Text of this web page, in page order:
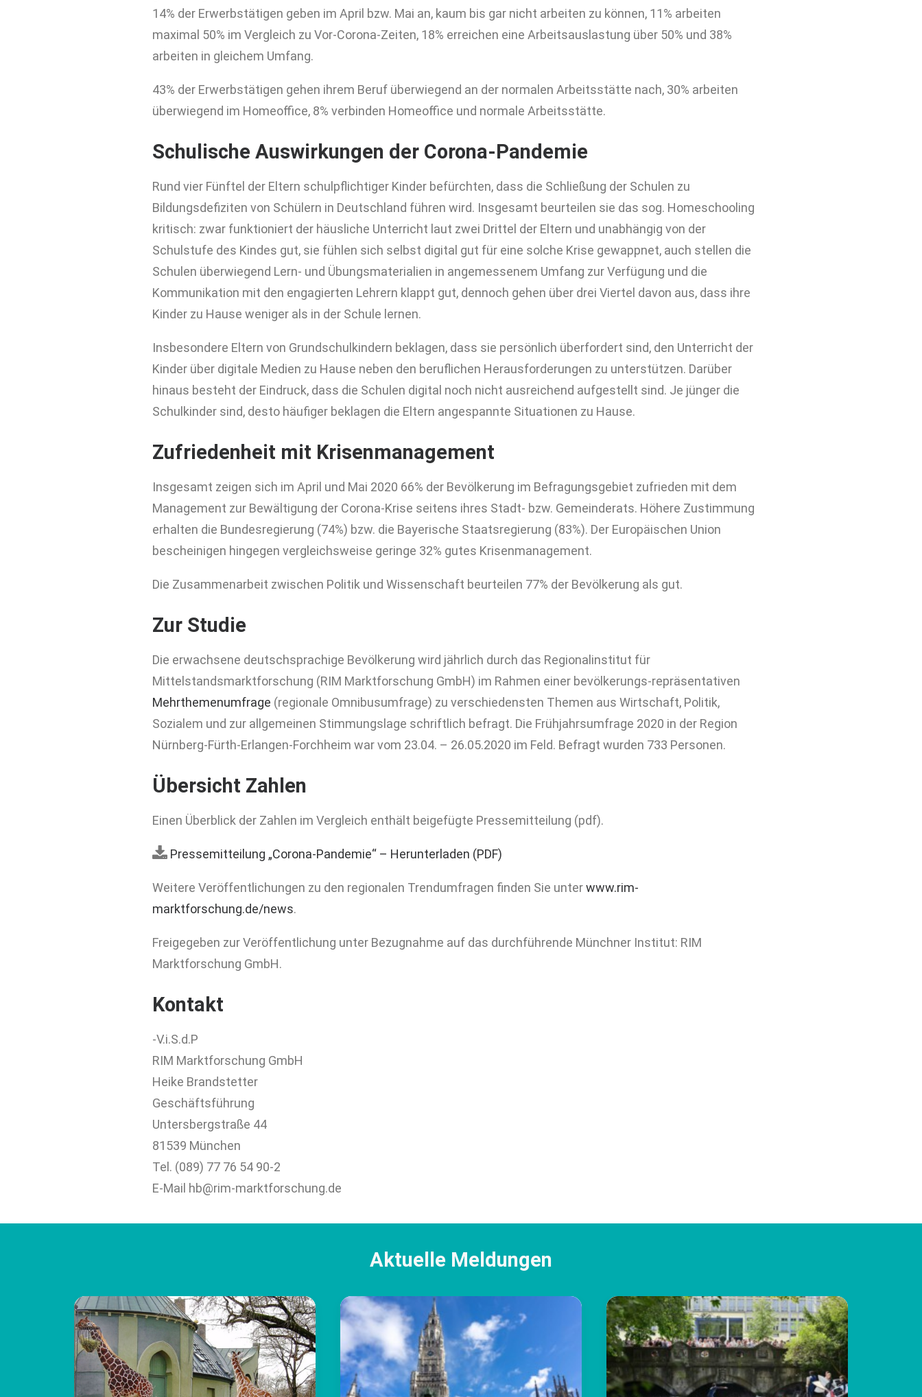
14% der Erwerbstätigen geben im April bzw. Mai an, kaum bis gar nicht arbeiten zu können, 11% arbeiten
maximal 50% im Vergleich zu Vor-Corona-Zeiten, 18% erreichen eine Arbeitsauslastung über 50% und 38%
arbeiten in gleichem Umfang.
43% der Erwerbstätigen gehen ihrem Beruf überwiegend an der normalen Arbeitsstätte nach, 30% arbeiten
überwiegend im Homeoffice, 8% verbinden Homeoffice und normale Arbeitsstätte.
Schulische Auswirkungen der Corona-Pandemie
Rund vier Fünftel der Eltern schulpflichtiger Kinder befürchten, dass die Schließung der Schulen zu
Bildungsdefiziten von Schülern in Deutschland führen wird. Insgesamt beurteilen sie das sog. Homeschooling
kritisch: zwar funktioniert der häusliche Unterricht laut zwei Drittel der Eltern und unabhängig von der
Schulstufe des Kindes gut, sie fühlen sich selbst digital gut für eine solche Krise gewappnet, auch stellen die
Schulen überwiegend Lern- und Übungsmaterialien in angemessenem Umfang zur Verfügung und die
Kommunikation mit den engagierten Lehrern klappt gut, dennoch gehen über drei Viertel davon aus, dass ihre
Kinder zu Hause weniger als in der Schule lernen.
Insbesondere Eltern von Grundschulkindern beklagen, dass sie persönlich überfordert sind, den Unterricht der
Kinder über digitale Medien zu Hause neben den beruflichen Herausforderungen zu unterstützen. Darüber
hinaus besteht der Eindruck, dass die Schulen digital noch nicht ausreichend aufgestellt sind. Je jünger die
Schulkinder sind, desto häufiger beklagen die Eltern angespannte Situationen zu Hause.
Zufriedenheit mit Krisenmanagement
Insgesamt zeigen sich im April und Mai 2020 66% der Bevölkerung im Befragungsgebiet zufrieden mit dem
Management zur Bewältigung der Corona-Krise seitens ihres Stadt- bzw. Gemeinderats. Höhere Zustimmung
erhalten die Bundesregierung (74%) bzw. die Bayerische Staatsregierung (83%). Der Europäischen Union
bescheinigen hingegen vergleichsweise geringe 32% gutes Krisenmanagement.
Die Zusammenarbeit zwischen Politik und Wissenschaft beurteilen 77% der Bevölkerung als gut.
Zur Studie
Die erwachsene deutschsprachige Bevölkerung wird jährlich durch das Regionalinstitut für
Mittelstandsmarktforschung (RIM Marktforschung GmbH) im Rahmen einer bevölkerungs-repräsentativen
Mehrthemenumfrage (regionale Omnibusumfrage) zu verschiedensten Themen aus Wirtschaft, Politik,
Sozialem und zur allgemeinen Stimmungslage schriftlich befragt. Die Frühjahrsumfrage 2020 in der Region
Nürnberg-Fürth-Erlangen-Forchheim war vom 23.04. – 26.05.2020 im Feld. Befragt wurden 733 Personen.
Übersicht Zahlen
Einen Überblick der Zahlen im Vergleich enthält beigefügte Pressemitteilung (pdf).
Pressemitteilung „Corona-Pandemie“ – Herunterladen (PDF)
Weitere Veröffentlichungen zu den regionalen Trendumfragen finden Sie unterwww.rim-
marktforschung.de/news.
Freigegeben zur Veröffentlichung unter Bezugnahme auf das durchführende Münchner Institut: RIM
Marktforschung GmbH.
Kontakt
-V.i.S.d.P
RIM Marktforschung GmbH
Heike Brandstetter
Geschäftsführung
Untersbergstraße 44
81539 München
Tel. (089) 77 76 54 90-2
E-Mail hb@rim-marktforschung.de
Aktuelle Meldungen